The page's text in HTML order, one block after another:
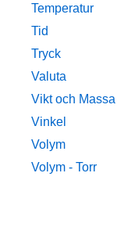
Temperatur
Tid
Tryck
Valuta
Vikt och Massa
Vinkel
Volym
Volym - Torr